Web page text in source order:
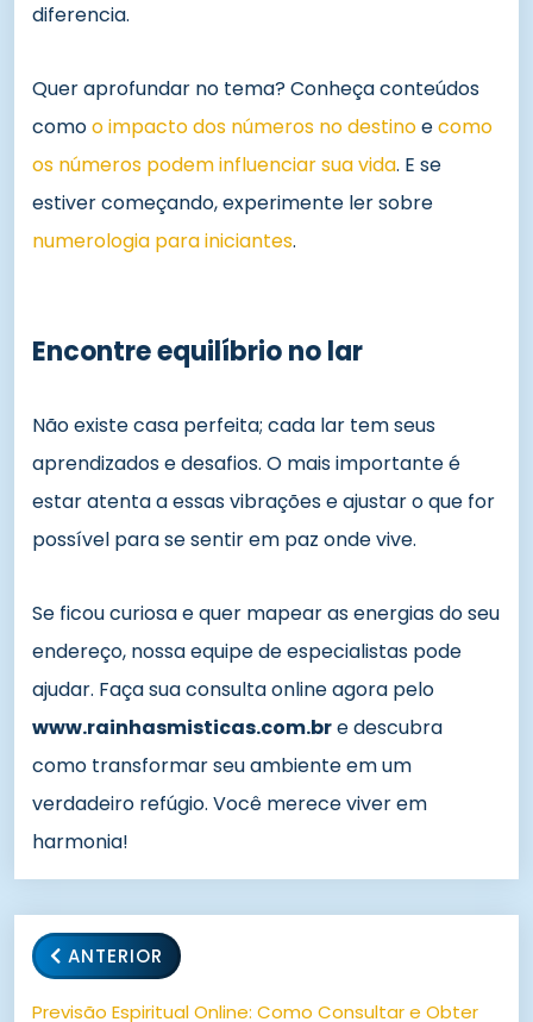
diferencia.
Quer aprofundar no tema? Conheça conteúdos
comoo impacto dos números no destinoecomo
os números podem influenciar sua vida. E se
estiver começando, experimente ler sobre
numerologia para iniciantes.
Encontre equilíbrio no lar
Não existe casa perfeita; cada lar tem seus
aprendizados e desafios. O mais importante é
estar atenta a essas vibrações e ajustar o que for
possível para se sentir em paz onde vive.
Se ficou curiosa e quer mapear as energias do seu
endereço, nossa equipe de especialistas pode
ajudar. Faça sua consulta online agora pelo
www.rainhasmisticas.com.bre descubra
como transformar seu ambiente em um
verdadeiro refúgio. Você merece viver em
harmonia!
ANTERIOR
Previsão Espiritual Online: Como Consultar e Obter